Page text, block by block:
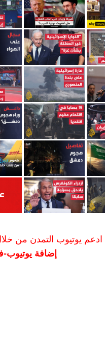
ادعم يوتيوب التمدن من خلال
إضافة